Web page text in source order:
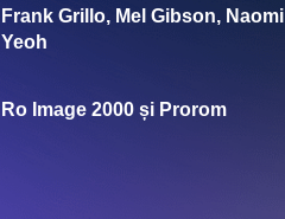
Frank Grillo, Mel Gibson,
Yeoh
Ro Image 2000 și Prorom